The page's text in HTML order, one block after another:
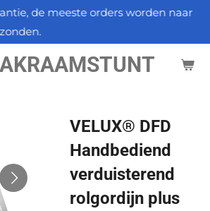
de meeste orders worden naar
VELUX® DFD
Handbediend
verduisterend
rolgordijn plus